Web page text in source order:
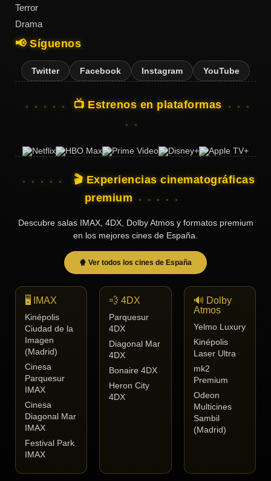
Terror
Drama
📢 Síguenos
Twitter Facebook Instagram YouTube
📺 Estrenos en plataformas
🎬 Experiencias cinematográficas
premium
Descubre salas IMAX, 4DX, Dolby Atmos y formatos premium
en los mejores cines de España.
🍿 Ver todos los cines de España
🖥️ IMAX
Kinépolis
Ciudad de la
Imagen
(Madrid)
Cinesa
Parquesur
IMAX
Cinesa
Diagonal Mar
IMAX
Festival Park
IMAX
💨 4DX
Parquesur
4DX
Diagonal Mar
4DX
Bonaire 4DX
Heron City
4DX
🔊 Dolby
Atmos
Yelmo Luxury
Kinépolis
Laser Ultra
mk2
Premium
Odeon
Multicines
Sambil
(Madrid)